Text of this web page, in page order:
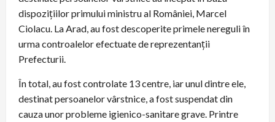
dispozițiilor primului ministru al României, Marcel
Ciolacu. La Arad, au fost descoperite primele nereguli în
urma controalelor efectuate de reprezentanții
Prefecturii.
În total, au fost controlate 13 centre, iar unul dintre ele,
destinat persoanelor vârstnice, a fost suspendat din
cauza unor probleme igienico-sanitare grave. Printre